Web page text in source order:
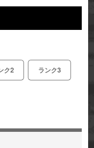
ク2 ランク3